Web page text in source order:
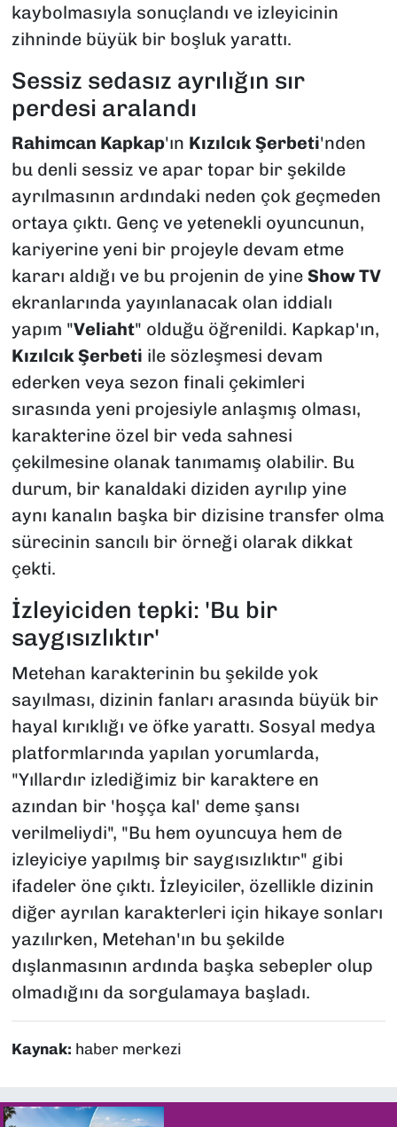
kaybolmasıyla sonuçlandı ve izleyicinin
zihninde büyük bir boşluk yarattı.
Sessiz sedasız ayrılığın sır
perdesi aralandı
Rahimcan Kapkap'ın Kızılcık Şerbeti'nden
bu denli sessiz ve apar topar bir şekilde
ayrılmasının ardındaki neden çok geçmeden
ortaya çıktı. Genç ve yetenekli oyuncunun,
kariyerine yeni bir projeyle devam etme
kararı aldığı ve bu projenin de yine Show TV
ekranlarında yayınlanacak olan iddialı
yapım "Veliaht" olduğu öğrenildi. Kapkap'ın,
Kızılcık Şerbeti ile sözleşmesi devam
ederken veya sezon finali çekimleri
sırasında yeni projesiyle anlaşmış olması,
karakterine özel bir veda sahnesi
çekilmesine olanak tanımamış olabilir. Bu
durum, bir kanaldaki diziden ayrılıp yine
aynı kanalın başka bir dizisine transfer olma
sürecinin sancılı bir örneği olarak dikkat
çekti.
İzleyiciden tepki: 'Bu bir
saygısızlıktır'
Metehan karakterinin bu şekilde yok
sayılması, dizinin fanları arasında büyük bir
hayal kırıklığı ve öfke yarattı. Sosyal medya
platformlarında yapılan yorumlarda,
"Yıllardır izlediğimiz bir karaktere en
azından bir 'hoşça kal' deme şansı
verilmeliydi", "Bu hem oyuncuya hem de
izleyiciye yapılmış bir saygısızlıktır" gibi
ifadeler öne çıktı. İzleyiciler, özellikle dizinin
diğer ayrılan karakterleri için hikaye sonları
yazılırken, Metehan'ın bu şekilde
dışlanmasının ardında başka sebepler olup
olmadığını da sorgulamaya başladı.
Kaynak: haber merkezi